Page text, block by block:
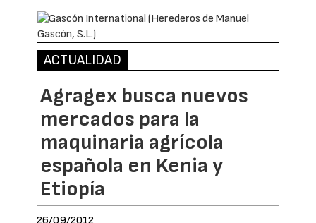
ACTUALIDAD
Agragex busca nuevos
mercados para la
maquinaria agrícola
española en Kenia y
Etiopía